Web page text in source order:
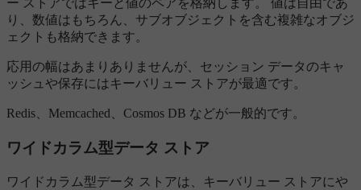
ー ストアではキーと値のペアを格納します。 値は自由であ
り、数値はもちろん、サブオブジェクトを含む複雑なオブジ
ェクトも格納できます。
応用の幅はあまりありませんが、セッション データのキャ
ッシュや保存にはキーバリュー ストアが最適です。
Redis、Memcached、Cosmos DB などが一般的です。
ワイドカラム型データ ストア
ワイドカラム型データ ストアは、キーバリュー ストアにや